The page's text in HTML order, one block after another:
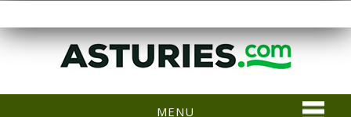
MENU